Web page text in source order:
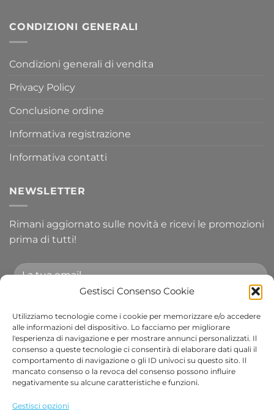
Gestisci Consenso Cookie
Utilizziamo tecnologie come i cookie per memorizzare e/o accedere
alle informazioni del dispositivo. Lo facciamo per migliorare
l'esperienza di navigazione e per mostrare annunci personalizzati. Il
consenso a queste tecnologie ci consentirà di elaborare dati quali il
comportamento di navigazione o gli ID univoci su questo sito. Il
mancato consenso o la revoca del consenso possono influire
negativamente su alcune caratteristiche e funzioni.
Gestisci opzioni
CONDIZIONI GENERALI
Condizioni generali di vendita
Privacy Policy
Conclusione ordine
Informativa registrazione
Informativa contatti
NEWSLETTER
Rimani aggiornato sulle novità e ricevi le promozioni
prima di tutti!
Accetto le condizioni generali e di ricevere le
newsletter.
Alternative:
Visa